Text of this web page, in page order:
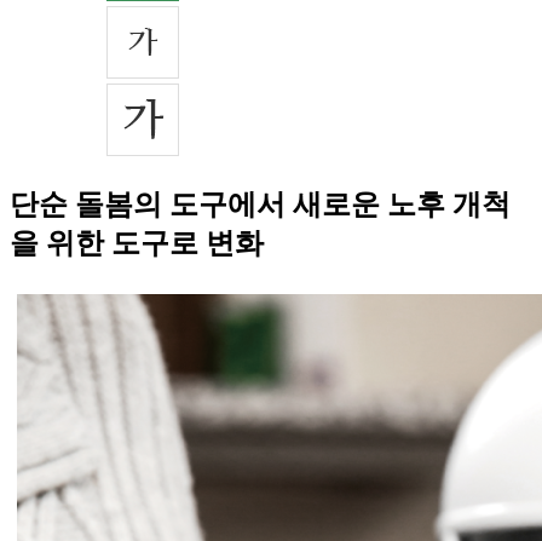
단순 돌봄의 도구에서 새로운 노후 개척
을 위한 도구로 변화